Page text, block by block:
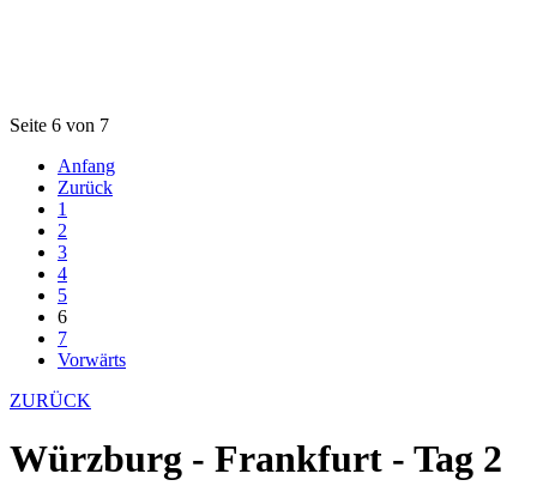
Seite 6 von 7
Anfang
Zurück
1
2
3
4
5
6
7
Vorwärts
ZURÜCK
Würzburg - Frankfurt - Tag 2